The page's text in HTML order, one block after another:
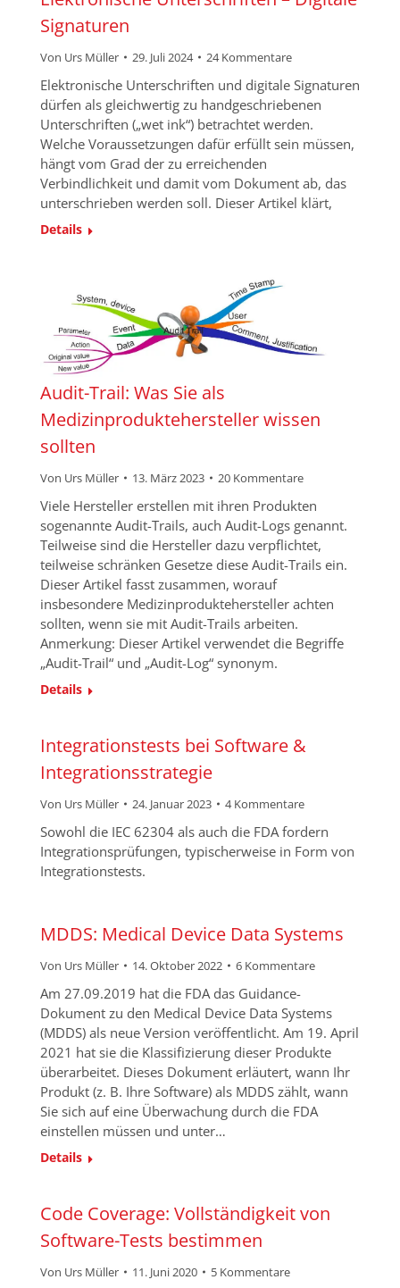
Signaturen
Von Urs Müller 29. Juli 2024 24 Kommentare
Elektronische Unterschriften und digitale Signaturen
dürfen als gleichwertig zu handgeschriebenen
Unterschriften („wet ink“) betrachtet werden.
Welche Voraussetzungen dafür erfüllt sein müssen,
hängt vom Grad der zu erreichenden
Verbindlichkeit und damit vom Dokument ab, das
unterschrieben werden soll. Dieser Artikel klärt,
Details
Audit-Trail: Was Sie als
Medizinproduktehersteller wissen
sollten
Von Urs Müller 13. März 2023 20 Kommentare
Viele Hersteller erstellen mit ihren Produkten
sogenannte Audit-Trails, auch Audit-Logs genannt.
Teilweise sind die Hersteller dazu verpflichtet,
teilweise schränken Gesetze diese Audit-Trails ein.
Dieser Artikel fasst zusammen, worauf
insbesondere Medizinproduktehersteller achten
sollten, wenn sie mit Audit-Trails arbeiten.
Anmerkung: Dieser Artikel verwendet die Begriffe
„Audit-Trail“ und „Audit-Log“ synonym.
Details
Integrationstests bei Software &
Integrationsstrategie
Von Urs Müller 24. Januar 2023 4 Kommentare
Sowohl die IEC 62304 als auch die FDA fordern
Integrationsprüfungen, typischerweise in Form von
Integrationstests.
MDDS: Medical Device Data Systems
Von Urs Müller 14. Oktober 2022 6 Kommentare
Am 27.09.2019 hat die FDA das Guidance-
Dokument zu den Medical Device Data Systems
(MDDS) als neue Version veröffentlicht. Am 19. April
2021 hat sie die Klassifizierung dieser Produkte
überarbeitet. Dieses Dokument erläutert, wann Ihr
Produkt (z. B. Ihre Software) als MDDS zählt, wann
Sie sich auf eine Überwachung durch die FDA
einstellen müssen und unter…
Details
Code Coverage: Vollständigkeit von
Software-Tests bestimmen
Von Urs Müller 11. Juni 2020 5 Kommentare